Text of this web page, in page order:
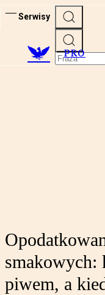
Serwisy
PRO
smakowych:
piwem, a